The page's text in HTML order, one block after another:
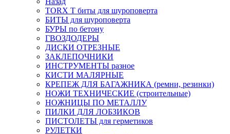
TORX T биты для шуроповерта
БИТЫ для шуроповерта
БУРЫ по бетону
ГВОЗДОДЕРЫ
ДИСКИ ОТРЕЗНЫЕ
ЗАКЛЕПОЧНИКИ
ИНСТРУМЕНТЫ разное
КИСТИ МАЛЯРНЫЕ
КРЕПЕЖ ДЛЯ БАГАЖНИКА (ремни, резинки)
НОЖИ ТЕХНИЧЕСКИЕ (строительные)
НОЖНИЦЫ ПО МЕТАЛЛУ
ПИЛКИ ДЛЯ ЛОБЗИКОВ
ПИСТОЛЕТЫ для герметиков
РУЛЕТКИ